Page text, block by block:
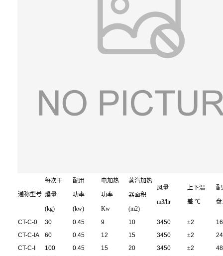
通称型号
每次干
燥量
(kg)
配用
功率
(kw)
电加热
功率
Kw
蒸汽加热
器面积
(m2)
风量
m3/hr
上下温
差 ℃
CT-C-0 30 0.45 9 10 3450 ±2
16
CT-C-IA
60 0.45 12 15 3450 ±2
24
CT-C-I
100 0.45 15 20 3450 ±2
48